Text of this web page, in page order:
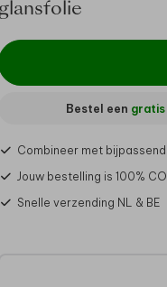
glansfolie
Bestel een gratis
Combineer met
Jouw bestelling is 100%
Snelle verzending NL & BE